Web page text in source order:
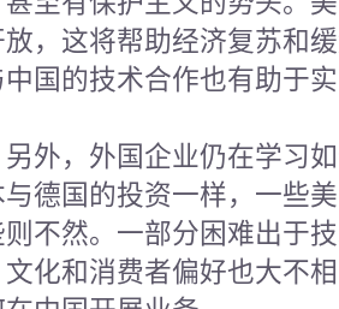
放，这将帮助经济复苏和
中国的技术合作也有助于
，外国企业仍在学习如
与德国的投资一样，一些
则不然。一部分困难出于
文化和消费者偏好也大不